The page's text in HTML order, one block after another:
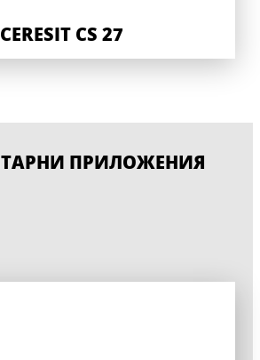
CERESIT CS 27
ПРИЛОЖЕНИЯ